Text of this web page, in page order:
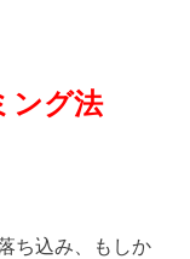
ング法
ち込み、もしか